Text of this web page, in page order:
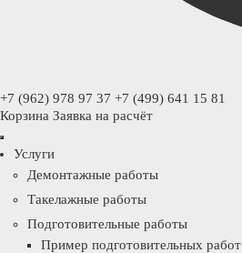
+7 (962) 978 97 37 +7 (499) 641 15 81
Корзина Заявка на расчёт
Услуги
Демонтажные работы
Такелажные работы
Подготовительные работы
Пример подготовительных работ